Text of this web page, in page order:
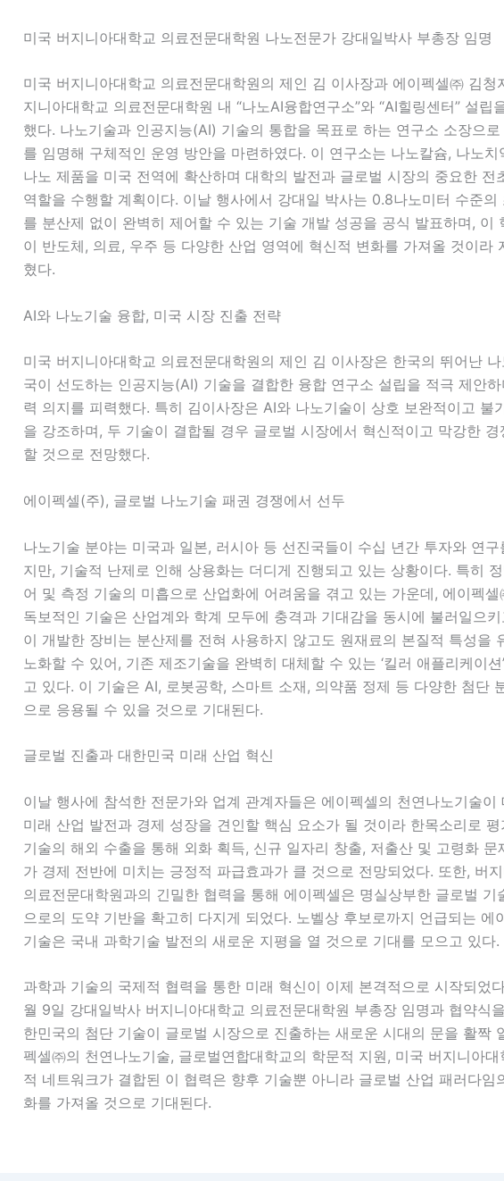
미국 버지니아대학교 의료전문대학원 나노전문가 강대일박사 부총장 임명
미국 버지니아대학교 의료전문대학원의 제인 김 이사장과 에이펙셀㈜ 김청
지니아대학교 의료전문대학원 내 “나노AI융합연구소”와 “AI힐링센터” 설립
했다. 나노기술과 인공지능(AI) 기술의 통합을 목표로 하는 연구소 소장으
를 임명해 구체적인 운영 방안을 마련하였다. 이 연구소는 나노칼슘, 나노치
나노 제품을 미국 전역에 확산하며 대학의 발전과 글로벌 시장의 중요한 전
역할을 수행할 계획이다. 이날 행사에서 강대일 박사는 0.8나노미터 수준의
를 분산제 없이 완벽히 제어할 수 있는 기술 개발 성공을 공식 발표하며, 이
이 반도체, 의료, 우주 등 다양한 산업 영역에 혁신적 변화를 가져올 것이라
혔다.
AI와 나노기술 융합, 미국 시장 진출 전략
미국 버지니아대학교 의료전문대학원의 제인 김 이사장은 한국의 뛰어난
국이 선도하는 인공지능(AI) 기술을 결합한 융합 연구소 설립을 적극 제안
력 의지를 피력했다. 특히 김이사장은 AI와 나노기술이 상호 보완적이고 불
을 강조하며, 두 기술이 결합될 경우 글로벌 시장에서 혁신적이고 막강한 경
할 것으로 전망했다.
에이펙셀(주), 글로벌 나노기술 패권 경쟁에서 선두
나노기술 분야는 미국과 일본, 러시아 등 선진국들이 수십 년간 투자와 연
지만, 기술적 난제로 인해 상용화는 더디게 진행되고 있는 상황이다. 특히
어 및 측정 기술의 미흡으로 산업화에 어려움을 겪고 있는 가운데, 에이펙
독보적인 기술은 산업계와 학계 모두에 충격과 기대감을 동시에 불러일으
이 개발한 장비는 분산제를 전혀 사용하지 않고도 원재료의 본질적 특성을
노화할 수 있어, 기존 제조기술을 완벽히 대체할 수 있는 ‘킬러 애플리케이션
고 있다. 이 기술은 AI, 로봇공학, 스마트 소재, 의약품 정제 등 다양한 첨단
으로 응용될 수 있을 것으로 기대된다.
글로벌 진출과 대한민국 미래 산업 혁신
이날 행사에 참석한 전문가와 업계 관계자들은 에이펙셀의 천연나노기술이
미래 산업 발전과 경제 성장을 견인할 핵심 요소가 될 것이라 한목소리로 평
기술의 해외 수출을 통해 외화 획득, 신규 일자리 창출, 저출산 및 고령화 문
가 경제 전반에 미치는 긍정적 파급효과가 클 것으로 전망되었다. 또한, 버
의료전문대학원과의 긴밀한 협력을 통해 에이펙셀은 명실상부한 글로벌 기
으로의 도약 기반을 확고히 다지게 되었다. 노벨상 후보로까지 언급되는 에
기술은 국내 과학기술 발전의 새로운 지평을 열 것으로 기대를 모으고 있다.
과학과 기술의 국제적 협력을 통한 미래 혁신이 이제 본격적으로 시작되었
월 9일 강대일박사 버지니아대학교 의료전문대학원 부총장 임명과 협약식
한민국의 첨단 기술이 글로벌 시장으로 진출하는 새로운 시대의 문을 활짝
펙셀㈜의 천연나노기술, 글로벌연합대학교의 학문적 지원, 미국 버지니아대
적 네트워크가 결합된 이 협력은 향후 기술뿐 아니라 글로벌 산업 패러다임
화를 가져올 것으로 기대된다.